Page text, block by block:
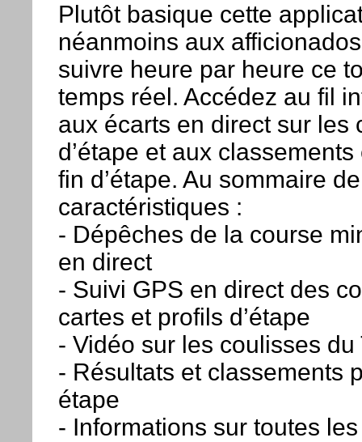
Plutôt basique cette
néanmoins aux
suivre heure par heure ce
temps réel. Accédez au fil
aux écarts en direct sur les
d’étape et aux
fin d’étape. Au sommaire
caractéristiques :
- Dépêches de la course
en direct
- Suivi GPS en direct des
cartes et profils d’étape
- Vidéo sur les coulisses du
- Résultats et classements
étape
- Informations sur toutes